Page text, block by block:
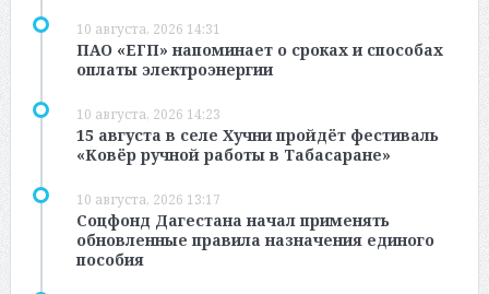
10 августа, 2026 14:31
ПАО «ЕГП» напоминает о сроках и способах
оплаты электроэнергии
10 августа, 2026 14:23
15 августа в селе Хучни пройдёт фестиваль
«Ковёр ручной работы в Табасаране»
10 августа, 2026 13:17
Соцфонд Дагестана начал применять
обновленные правила назначения единого
пособия